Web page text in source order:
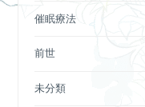
催眠療法
前世
未分類